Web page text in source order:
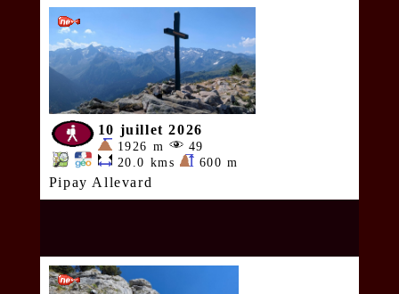
10 juillet 2026
1926 m
49
20.0 kms
600 m
Pipay Allevard